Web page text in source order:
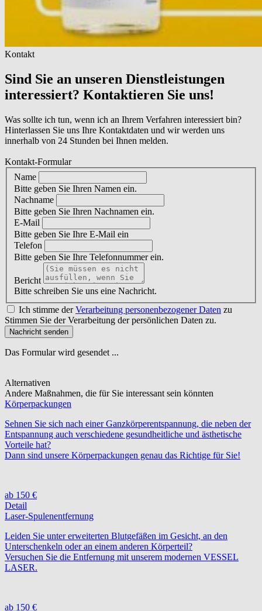
Kontakt
Sind Sie an unseren Dienstleistungen
interessiert? Kontaktieren Sie uns!
Was sollte ich tun, wenn ich an Ihrem Verfahren interessiert bin?
Hinterlassen Sie uns Ihre Kontaktdaten und wir werden uns
innerhalb von 24 Stunden bei Ihnen melden.
Kontakt-Formular
Name
Bitte geben Sie Ihren Namen ein.
Nachname
Bitte geben Sie Ihren Nachnamen ein.
E-Mail
Bitte geben Sie Ihre E-Mail ein
Telefon
Bitte geben Sie Ihre Telefonnummer ein.
Bericht
Bitte schreiben Sie uns eine Nachricht.
Ich stimme derVerarbeitung personenbezogener Daten zu
Stimmen Sie der Verarbeitung der persönlichen Daten zu.
Nachricht senden
Das Formular wird gesendet ...
Alternativen
Andere Maßnahmen, die für Sie interessant sein könnten
Körperpackungen
Sehnen Sie sich nach einer Ganzkörperentspannung, die neben der
Entspannung auch verschiedene gesundheitliche und ästhetische
Vorteile hat?
Dann sind unsere Körperpackungen genau das Richtige für Sie!
ab 150 €
Detail
Laser-Spulenentfernung
Leiden Sie unter erweiterten Blutgefäßen im Gesicht, an den
Unterschenkeln oder an einem anderen Körperteil?
Versuchen Sie die Entfernung mit unserem modernen VESSEL
LASER.
ab 150 €